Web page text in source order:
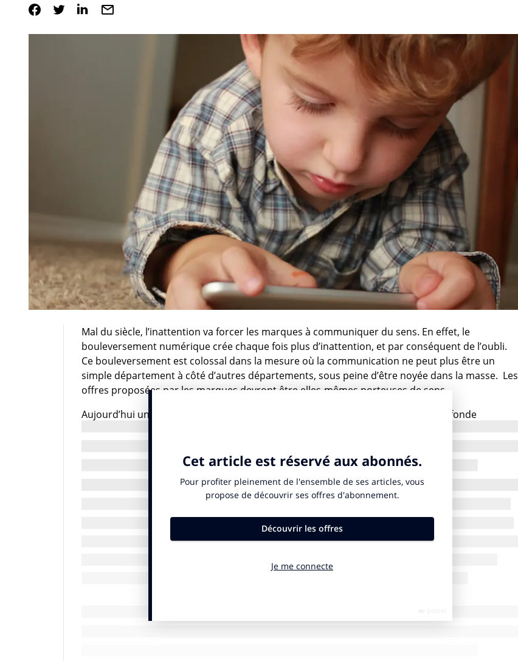
Mal du siècle, l’inattention va forcer les marques à communiquer du sens. En effet, le
bouleversement numérique crée chaque fois plus d’inattention, et par conséquent de l’oubli.
Ce bouleversement est colossal dans la mesure où la communication ne peut plus être un
simple département à côté d’autres départements, sous peine d’être noyée dans la masse. Les
offres proposées par les marques devront être elles-mêmes porteuses de sens.
Aujourd’hui un constat s’impose, celle de la crise de l’attention. Il s’agit d’une profonde
interactions avec les autres, comme dans nos activités quotidiennes au travail, à la maison.
fondement même de notre appréhension du monde. Une altération de notre capacité
d’attention a des répercussions sociales, psychologiques, il s’agit d’un bouleversement
civilisationnel. On constate une multiplication des études sur le sujet, cela va des travaux d’Yves
Citton, de Jean-Philippe Lachaux, au mouvement lancé par Tristan Harris en passant par le petit
essai de Bruno Patino « la civilisation du poisson rouge ».
publicitaire planté au bord de la route, à la télévision puis au téléphone portable. La publicité